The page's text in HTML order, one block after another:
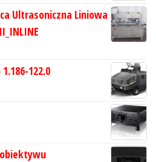
Ultrasoniczna Liniowa
122.0
obiektywu